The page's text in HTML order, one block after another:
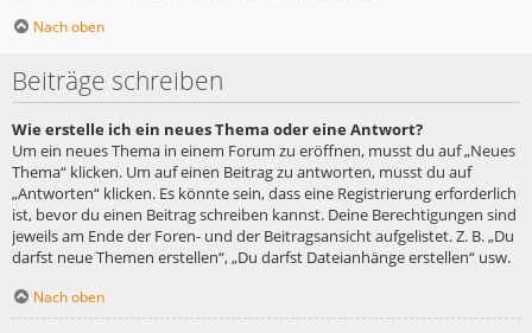
Nach oben
Beiträge schreiben
Wie erstelle ich ein neues Thema oder eine Antwort?
Um ein neues Thema in einem Forum zu eröffnen, musst du auf „Neues
Thema“ klicken. Um auf einen Beitrag zu antworten, musst du auf
„Antworten“ klicken. Es könnte sein, dass eine Registrierung erforderlich
ist, bevor du einen Beitrag schreiben kannst. Deine Berechtigungen sind
jeweils am Ende der Foren- und der Beitragsansicht aufgelistet. Z. B. „Du
darfst neue Themen erstellen“, „Du darfst Dateianhänge erstellen“ usw.
Nach oben